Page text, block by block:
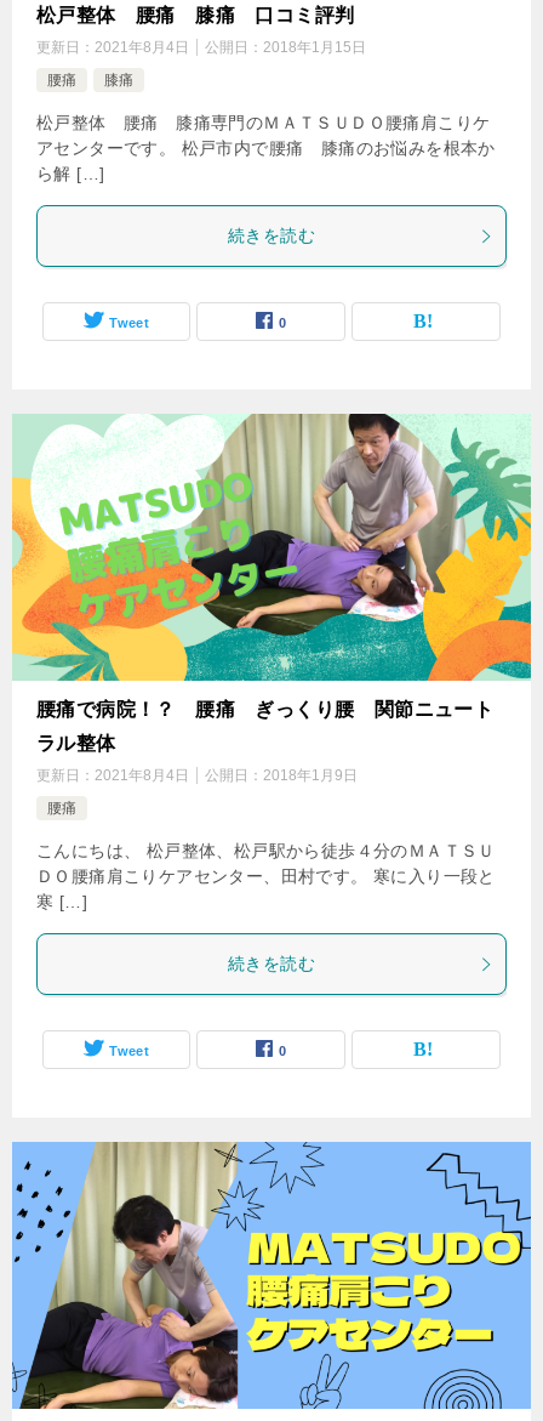
松戸整体 腰痛 膝痛 口コミ評判
更新日： 2021年8月4日 公開日： 2018年1月15日
腰痛
膝痛
松戸整体 腰痛 膝痛専門のＭＡＴＳＵＤＯ腰痛肩こりケ
アセンターです。 松戸市内で腰痛 膝痛のお悩みを根本か
ら解 […]
続きを読む
Tweet 0
腰痛で病院！？ 腰痛 ぎっくり腰 関節ニュート
ラル整体
更新日： 2021年8月4日 公開日： 2018年1月9日
腰痛
こんにちは、 松戸整体、松戸駅から徒歩４分のＭＡＴＳＵ
ＤＯ腰痛肩こりケアセンター、田村です。 寒に入り一段と
寒 […]
続きを読む
Tweet 0